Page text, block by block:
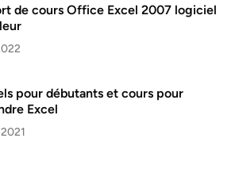
de cours Office Excel 2007 logiciel
pour débutants et cours pour
Excel